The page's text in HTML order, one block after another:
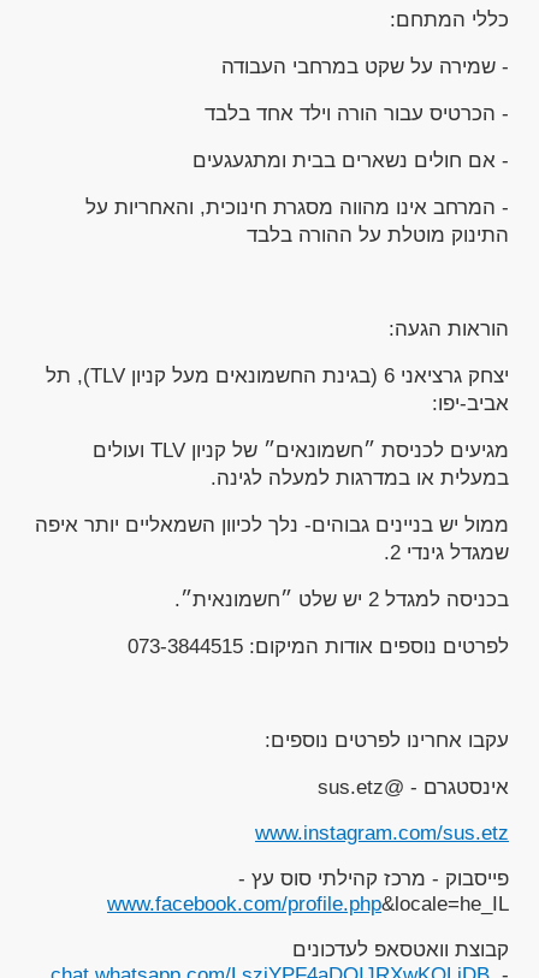
כללי המתחם:
- שמירה על שקט במרחבי העבודה
- הכרטיס עבור הורה וילד אחד בלבד
- אם חולים נשארים בבית ומתגעגעים
- המרחב אינו מהווה מסגרת חינוכית, והאחריות על
התינוק מוטלת על ההורה בלבד
הוראות הגעה:
יצחק גרציאני 6 (בגינת החשמונאים מעל קניון TLV), תל
אביב-יפו:
מגיעים לכניסת ״חשמונאים״ של קניון TLV ועולים
במעלית או במדרגות למעלה לגינה.
ממול יש בניינים גבוהים- נלך לכיוון השמאליים יותר איפה
שמגדל גינדי 2.
בכניסה למגדל 2 יש שלט ״חשמונאית״.
לפרטים נוספים אודות המיקום: 073-3844515
עקבו אחרינו לפרטים נוספים:
אינסטגרם - @sus.etz
www.instagram.com/sus.etz
פייסבוק - מרכז קהילתי סוס עץ -
www.facebook.com/profile.php&locale=he_IL
קבוצת וואטסאפ לעדכונים